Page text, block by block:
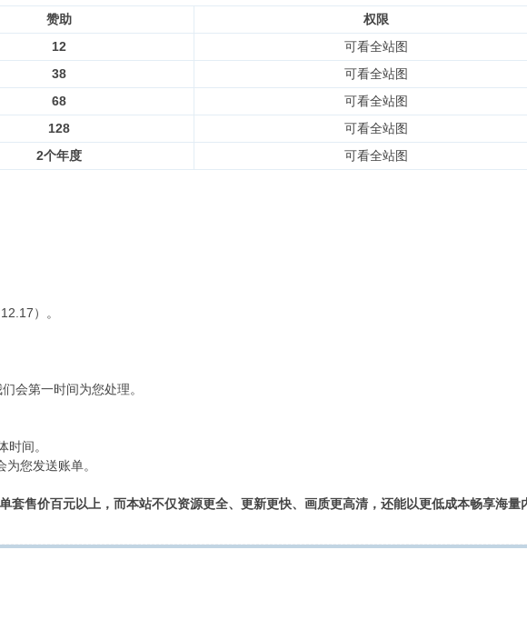
赞助
权限
12
可看全站图
38
可看全站图
68
可看全站图
128
可看全站图
2个年度 可看全站图
）。
们会第一时间为您处理。
间。
您发送账单。
售价百元以上，而本站不仅资源更全、更新更快、画质更高清，还能以更低成本畅享海量